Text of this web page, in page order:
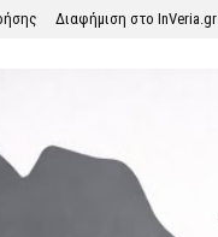
Διαφήμιση στο InVeria.gr